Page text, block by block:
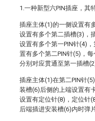
1.一种新型六PIN插座，其
插座主体(1)的一侧设置有
设置有多个第二插槽(3)，
设置有多个第一PIN针(4)
置有多个第二PIN针(5)，
分别对应贯通至第一插槽
插座主体(1)在第二PIN针
装槽(6)后侧的上端设置有
设置有定位针(8)，定位针
后端插进安装槽(6)内时弹